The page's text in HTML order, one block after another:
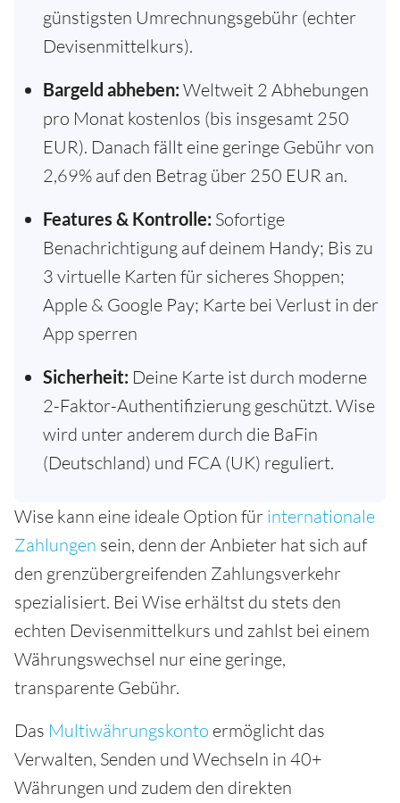
günstigsten Umrechnungsgebühr (echter
Devisenmittelkurs).
Bargeld abheben: Weltweit 2 Abhebungen
pro Monat kostenlos (bis insgesamt 250
EUR). Danach fällt eine geringe Gebühr von
2,69% auf den Betrag über 250 EUR an.
Features & Kontrolle: Sofortige
Benachrichtigung auf deinem Handy; Bis zu
3 virtuelle Karten für sicheres Shoppen;
Apple & Google Pay; Karte bei Verlust in der
App sperren
Sicherheit: Deine Karte ist durch moderne
2-Faktor-Authentifizierung geschützt. Wise
wird unter anderem durch die BaFin
(Deutschland) und FCA (UK) reguliert.
Wise kann eine ideale Option für internationale
Zahlungen sein, denn der Anbieter hat sich auf
den grenzübergreifenden Zahlungsverkehr
spezialisiert. Bei Wise erhältst du stets den
echten Devisenmittelkurs und zahlst bei einem
Währungswechsel nur eine geringe,
transparente Gebühr.
Das Multiwährungskonto ermöglicht das
Verwalten, Senden und Wechseln in 40+
Währungen und zudem den direkten